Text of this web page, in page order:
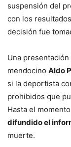
suspensión del
con los
decisión fue
Una
mendocino Aldo
si la deportista
prohibidos que
Hasta el
difundido el
muerte.